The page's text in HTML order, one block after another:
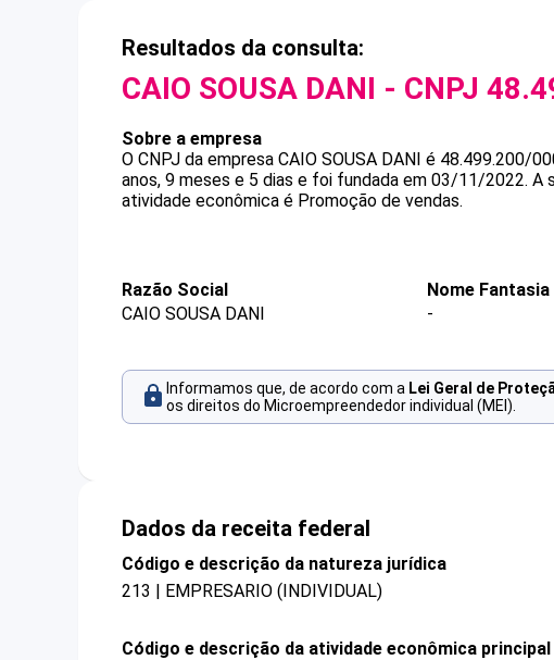
Resultados da consulta:
CAIO SOUSA DANI - CNPJ
Sobre a empresa
O CNPJ da empresa CAIO SOUSA DANI é 48.499.200/
anos, 9 meses e 5 dias e foi fundada em 03/11/2022. A
atividade econômica é Promoção de vendas.
Razão Social
CAIO SOUSA DANI
Nome Fantasia
-
Informamos que, de acordo com a Lei Geral de
os direitos do Microempreendedor individual (MEI).
Dados da receita federal
Código e descrição da natureza jurídica
213 | EMPRESARIO (INDIVIDUAL)
Código e descrição da atividade econômica principal